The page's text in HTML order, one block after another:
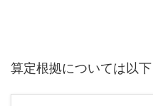
算定根拠については以下